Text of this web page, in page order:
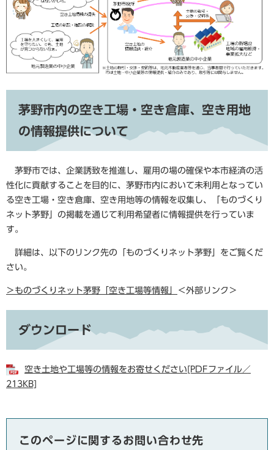
茅野市内の空き工場・空き倉庫、空き用地
の情報提供について
茅野市では、企業誘致を推進し、雇用の場の確保や本市経済の活
性化に貢献することを目的に、茅野市内において未利用となってい
る空き工場・空き倉庫、空き用地等の情報を収集し、「ものづくり
ネット茅野」の掲載を通じて利用希望者に情報提供を行っていま
す。
詳細は、以下のリンク先の「ものづくりネット茅野」をご覧くだ
さい。
＞ものづくりネット茅野「空き工場等情報」 ＜外部リンク＞
ダウンロード
空き土地や工場等の情報をお寄せください[PDFファイル／
213KB]
このページに関するお問い合わせ先